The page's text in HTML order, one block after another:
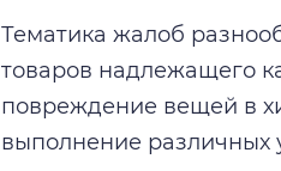
Тематика жалоб
товаров надлежащего
повреждение вещей в
выполнение различных